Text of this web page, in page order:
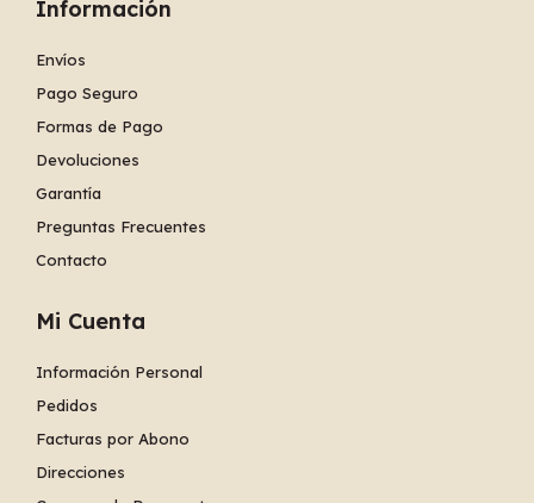
Información
Envíos
Pago Seguro
Formas de Pago
Devoluciones
Garantía
Preguntas Frecuentes
Contacto
Mi Cuenta
Información Personal
Pedidos
Facturas por Abono
Direcciones